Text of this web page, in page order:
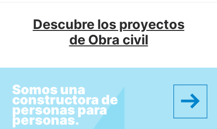
Descubre los proyectos
de Obra civil
Somos una
constructora de
personas para
personas.